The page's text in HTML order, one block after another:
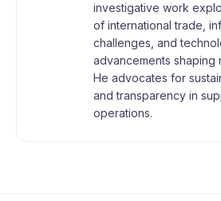
investigative work
of international trade,
challenges, and
advancements shaping
He advocates for
and transparency in
operations.